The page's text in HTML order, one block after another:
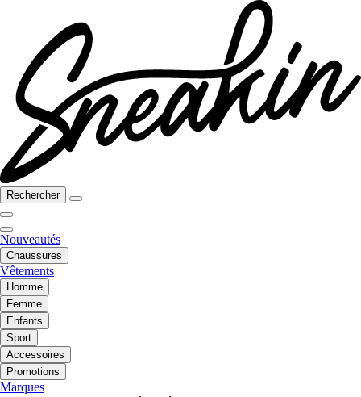
Rechercher
Nouveautés
Chaussures
Vêtements
Homme
Femme
Enfants
Sport
Accessoires
Promotions
Marques